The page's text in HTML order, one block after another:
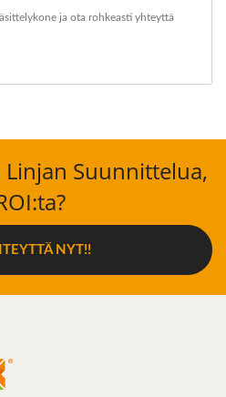
ja ota rohkeasti yhteyttä
Suunnittelua,
NYT!!